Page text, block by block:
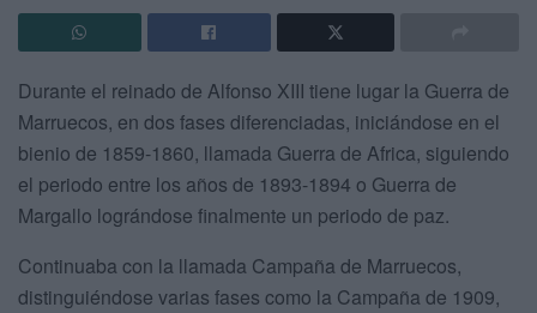
Durante el reinado de Alfonso XIII tiene lugar la Guerra de
Marruecos, en dos fases diferenciadas, iniciándose en el
bienio de 1859-1860, llamada Guerra de Africa, siguiendo
el periodo entre los años de 1893-1894 o Guerra de
Margallo lográndose finalmente un periodo de paz.
Continuaba con la llamada Campaña de Marruecos,
distinguiéndose varias fases como la Campaña de 1909,